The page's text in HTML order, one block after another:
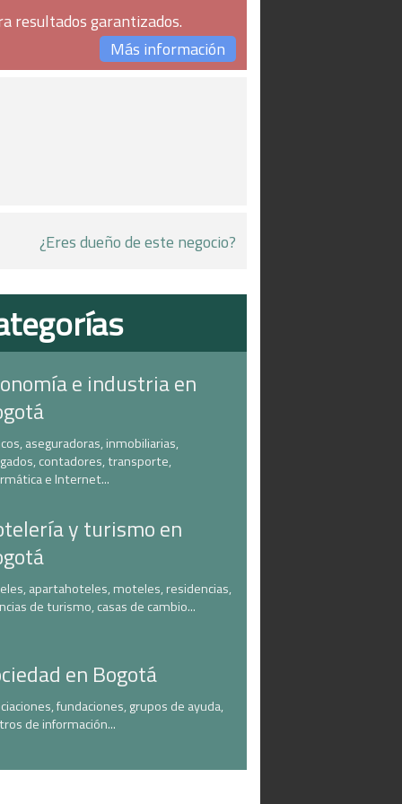
resultados garantizados.
Más información
¿Eres dueño de este negocio?
e industria en
aseguradoras, inmobiliarias,
contadores, transporte,
e Internet...
y turismo en
apartahoteles, moteles, residencias,
de turismo, casas de cambio...
en Bogotá
fundaciones, grupos de ayuda,
de información...